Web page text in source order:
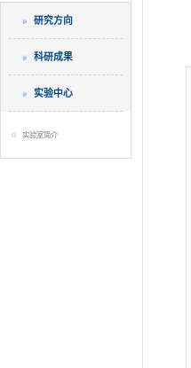
研究方向
科研成果
实验中心
实验室简介